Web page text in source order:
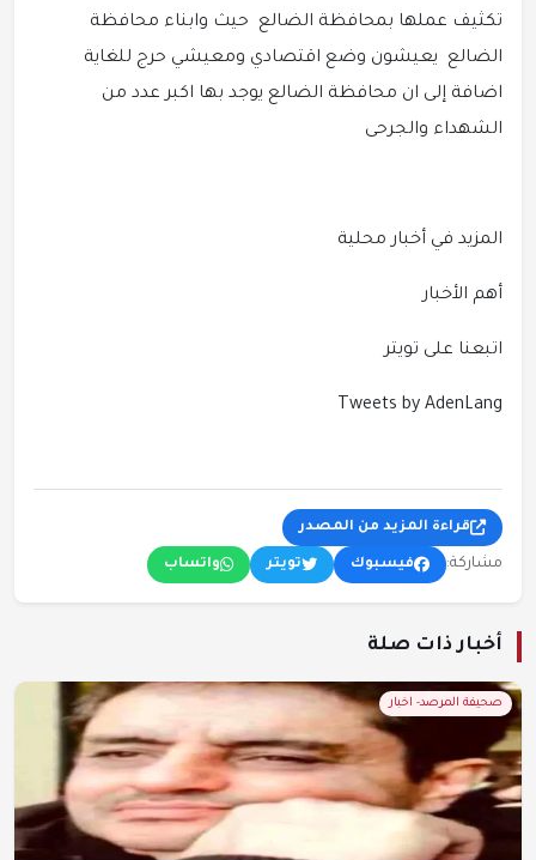
تكثيف عملها بمحافظة الضالع حيث وابناء محافظة
الضالع يعيشون وضع اقتصادي ومعيشي حرج للغاية
اضافة إلى ان محافظة الضالع يوجد بها اكبر عدد من
الشهداء والجرحى
المزيد في أخبار محلية
أهم الأخبار
اتبعنا على تويتر
Tweets by AdenLang
قراءة المزيد من المصدر
مشاركة: فيسبوك تويتر واتساب
أخبار ذات صلة
صحيفة المرصد- اخبار